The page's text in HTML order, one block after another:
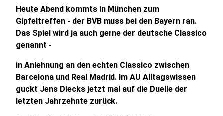
Heute Abend kommts in München zum
Gipfeltreffen - der BVB muss bei den Bayern ran.
Das Spiel wird ja auch gerne der deutsche Classico
genannt -
in Anlehnung an den echten Classico zwischen
Barcelona und Real Madrid. Im AU Alltagswissen
guckt Jens Diecks jetzt mal auf die Duelle der
letzten Jahrzehnte zurück.